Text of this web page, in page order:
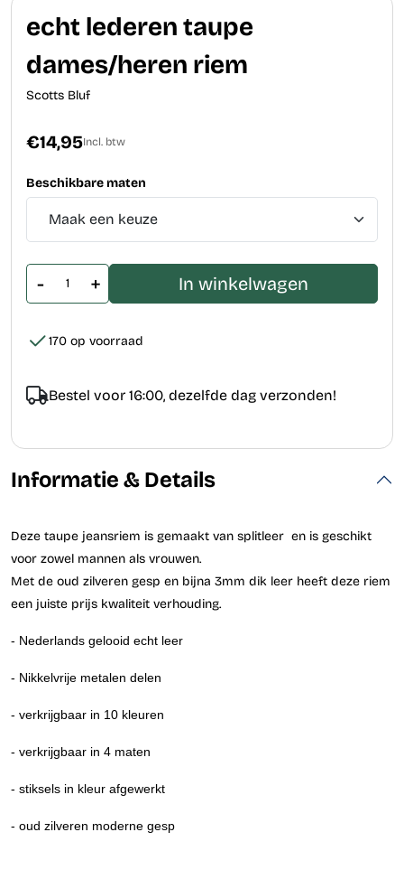
echt lederen taupe
dames/heren riem
Scotts Bluf
€14,95Incl. btw
Beschikbare maten
- + In winkelwagen
170 op voorraad
Bestel voor 16:00, dezelfde dag verzonden!
Informatie & Details
Deze taupe jeansriem is gemaakt van splitleer en is geschikt
voor zowel mannen als vrouwen.
Met de oud zilveren gesp en bijna 3mm dik leer heeft deze riem
een juiste prijs kwaliteit verhouding.
- Nederlands gelooid echt leer
- Nikkelvrije metalen delen
- verkrijgbaar in 10 kleuren
- verkrijgbaar in 4 maten
- stiksels in kleur afgewerkt
- oud zilveren moderne gesp